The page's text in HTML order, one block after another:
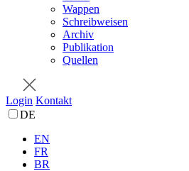
Wappen
Schreibweisen
Archiv
Publikation
Quellen
Login Kontakt
DE
EN
FR
BR